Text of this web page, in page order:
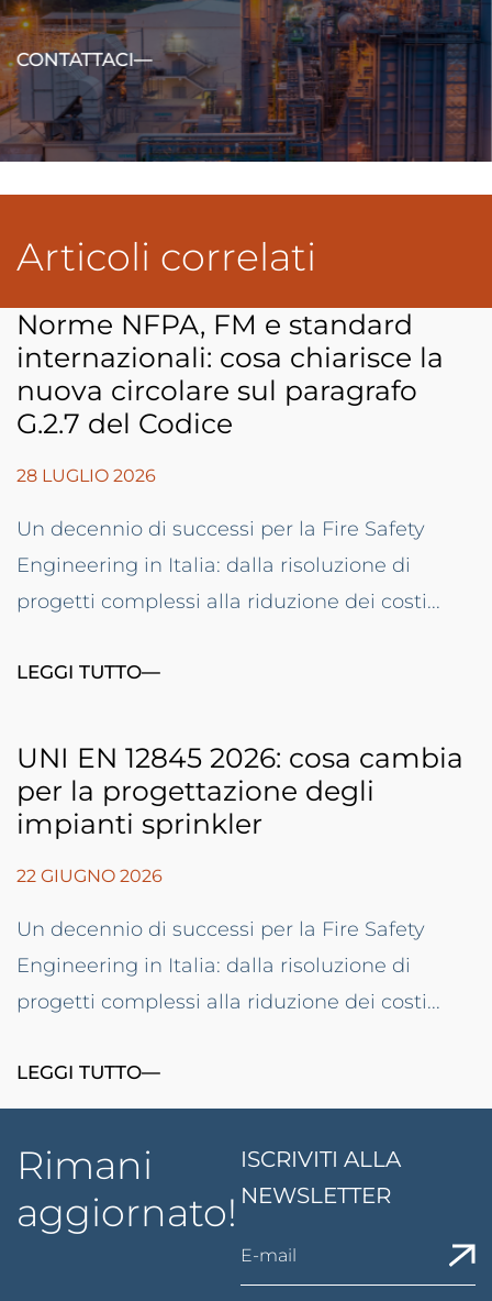
CONTATTACI
Articoli correlati
Norme NFPA, FM e standard
internazionali: cosa chiarisce la
nuova circolare sul paragrafo
G.2.7 del Codice
28 LUGLIO 2026
Un decennio di successi per la Fire Safety
Engineering in Italia: dalla risoluzione di
progetti complessi alla riduzione dei costi...
LEGGI TUTTO
UNI EN 12845 2026: cosa cambia
per la progettazione degli
impianti sprinkler
22 GIUGNO 2026
Un decennio di successi per la Fire Safety
Engineering in Italia: dalla risoluzione di
progetti complessi alla riduzione dei costi...
LEGGI TUTTO
Rimani
aggiornato!
ISCRIVITI ALLA
NEWSLETTER